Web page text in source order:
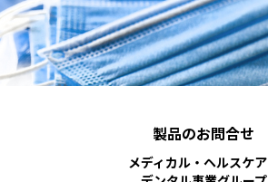
製品のお問合せ
メディカル・ヘルスケア